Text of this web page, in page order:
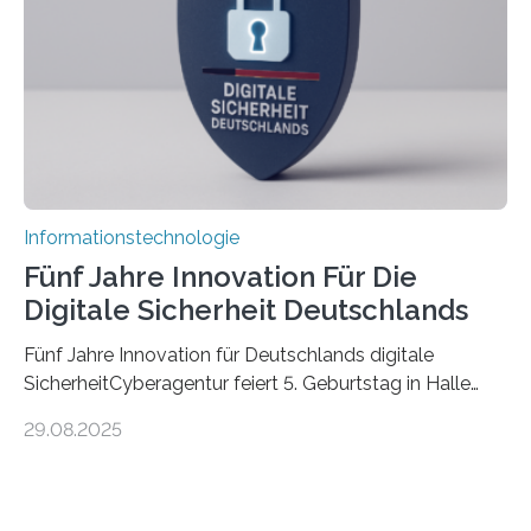
die mittels Sensoren ihre Umgebung erfassen,
Informationen verarbeiten und häufig auch mit…
Informationstechnologie
Fünf Jahre Innovation Für Die
Digitale Sicherheit Deutschlands
Fünf Jahre Innovation für Deutschlands digitale
SicherheitCyberagentur feiert 5. Geburtstag in Halle
ErfolgeDie Agentur für Innovation in der
29.08.2025